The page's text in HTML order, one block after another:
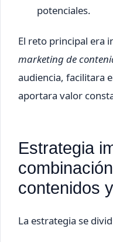
potenciales.
El reto principal era
marketing de
audiencia, facilitara
aportara valor
Estrategia
contenidos
La estrategia se